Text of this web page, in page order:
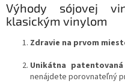
Výhody sójovej
klasickým vinylom
Zdravie na prvom
Unikátna
nenájdete porovnateľný